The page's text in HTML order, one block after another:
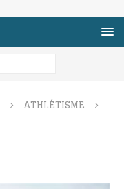
ATHLÉTISME